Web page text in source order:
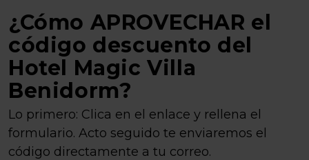
¿Cómo APROVECHAR el
código descuento del
Hotel Magic Villa
Benidorm?
Lo primero: Clica en el enlace y rellena el
formulario. Acto seguido te enviaremos el
código directamente a tu correo.